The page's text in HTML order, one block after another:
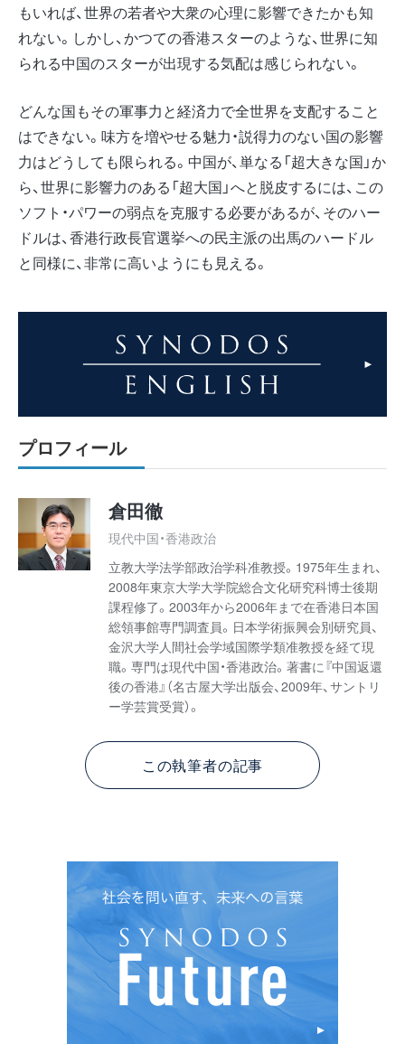
もいれば、世界の若者や大衆の心理に影響できたかも知
れない。しかし、かつての香港スターのような、世界に知
られる中国のスターが出現する気配は感じられない。
どんな国もその軍事力と経済力で全世界を支配すること
はできない。味方を増やせる魅力・説得力のない国の影響
力はどうしても限られる。中国が、単なる「超大きな国」か
ら、世界に影響力のある「超大国」へと脱皮するには、この
ソフト・パワーの弱点を克服する必要があるが、そのハー
ドルは、香港行政長官選挙への民主派の出馬のハードル
と同様に、非常に高いようにも見える。
プロフィール
倉田徹
現代中国・香港政治
立教大学法学部政治学科准教授。1975年生まれ、
2008年東京大学大学院総合文化研究科博士後期
課程修了。2003年から2006年まで在香港日本国
総領事館専門調査員。日本学術振興会別研究員、
金沢大学人間社会学域国際学類准教授を経て現
職。専門は現代中国・香港政治。著書に『中国返還
後の香港』（名古屋大学出版会、2009年、サントリ
ー学芸賞受賞）。
この執筆者の記事